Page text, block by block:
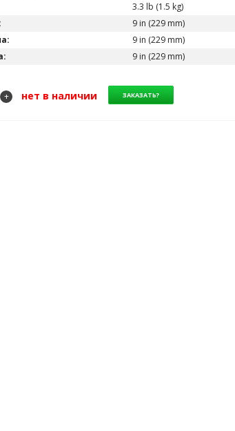
3.3 lb (1.5 kg)
9 in (229 mm)
9 in (229 mm)
9 in (229 mm)
+ нет в наличии